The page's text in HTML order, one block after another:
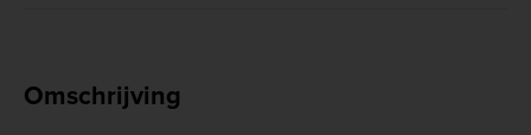
Omschrijving